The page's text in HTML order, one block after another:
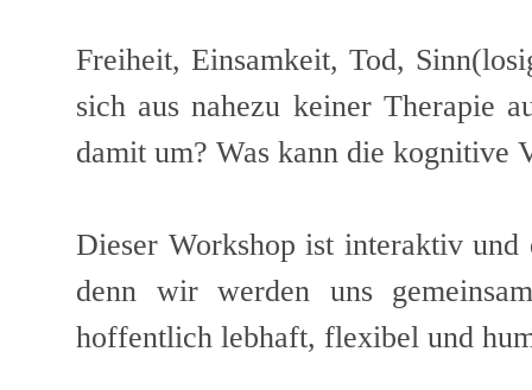
Freiheit, Einsamkeit, Tod,
sich aus nahezu keiner Therapie
damit um? Was kann die kognitive
Dieser Workshop ist interaktiv
denn wir werden uns
hoffentlich lebhaft, flexibel und